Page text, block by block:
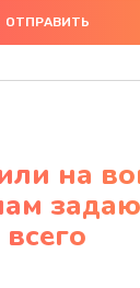
600 руб.
Заказать
на
всего